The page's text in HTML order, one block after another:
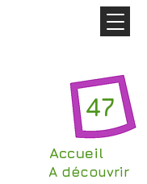
47
Accueil
A découvrir